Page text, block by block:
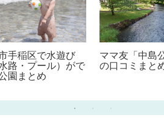
手稲区で水遊び
水路・プール）がで
園まとめ
ママ友「中島
の口コミまと